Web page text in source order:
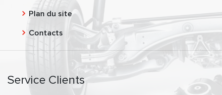
Plan du site
Contacts
Service Clients